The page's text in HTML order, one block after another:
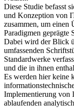
Diese Studie befasst
und Konzeption von
zusammen, um einen
Paradigmen geprägte
Dabei wird der Blick
umfassenden
Standardwerke
und die in ihnen
Es werden hier keine
Implementierung von
ablaufenden